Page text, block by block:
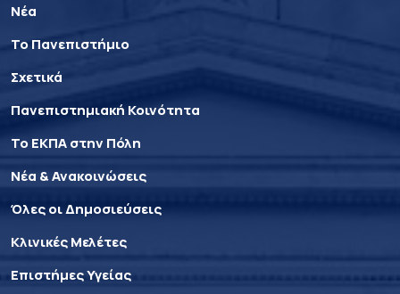
Νέα
Το Πανεπιστήμιο
Σχετικά
Πανεπιστημιακή Κοινότητα
Το ΕΚΠΑ στην Πόλη
Νέα & Ανακοινώσεις
Όλες οι Δημοσιεύσεις
Κλινικές Μελέτες
Επιστήμες Υγείας